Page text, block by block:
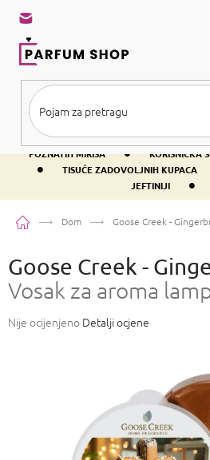
sadržaj
BESPLATNA DOSTAVA IZNAD PRIBLIŽNO
POZNATIH MIRISA
• KORISNIČKA
• TISUĆE ZADOVOLJNIH KUPACA
JEFTINIJI
•
PočetnaDom Goose Creek -
Goose Creek -
Vosak za aroma
Prosječna
Nije ocijenjeno Detalji ocjene